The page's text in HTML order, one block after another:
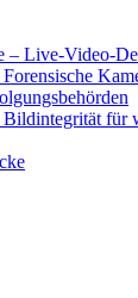
– Live-Video-
Bildintegrität für